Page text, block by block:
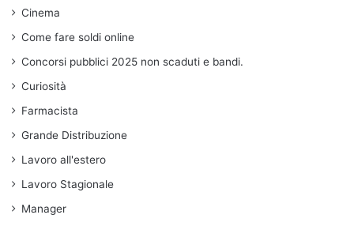
Cinema
Come fare soldi online
Concorsi pubblici 2025 non scaduti e bandi.
Curiosità
Farmacista
Grande Distribuzione
Lavoro all'estero
Lavoro Stagionale
Manager